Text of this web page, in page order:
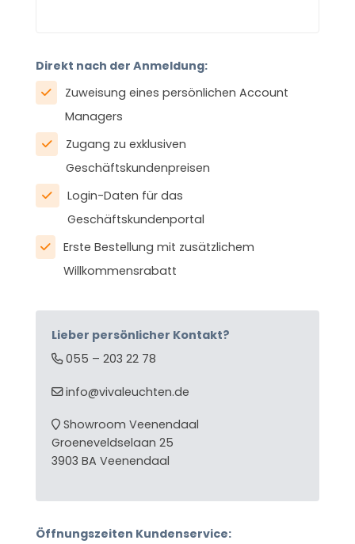
Direkt nach der Anmeldung:
Zuweisung eines persönlichen Account
Managers
Zugang zu exklusiven
Geschäftskundenpreisen
Login-Daten für das
Geschäftskundenportal
Erste Bestellung mit zusätzlichem
Willkommensrabatt
Lieber persönlicher Kontakt?
055 – 203 22 78
info@vivaleuchten.de
Showroom Veenendaal
Groeneveldselaan 25
3903 BA Veenendaal
Öffnungszeiten Kundenservice: